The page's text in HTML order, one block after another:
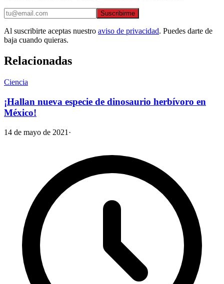
Suscribirme
Al suscribirte aceptas nuestro aviso de privacidad. Puedes darte de
baja cuando quieras.
Relacionadas
Ciencia
¡Hallan nueva especie de dinosaurio herbívoro en
México!
14 de mayo de 2021 ·